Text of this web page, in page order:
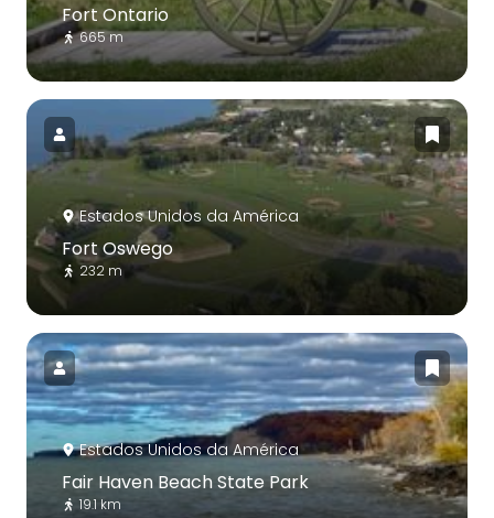
Fort Ontario
665 m
Estados Unidos da América
Fort Oswego
232 m
Estados Unidos da América
Fair Haven Beach State Park
19.1 km